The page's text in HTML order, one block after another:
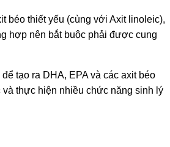
béo thiết yếu (cùng với Axit linoleic),
hợp nên bắt buộc phải được cung
tạo ra DHA, EPA và các axit béo
và thực hiện nhiều chức năng sinh lý